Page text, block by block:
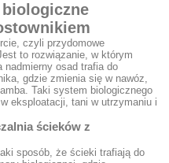
czyli przydomowe
to rozwiązanie, w którym
osad trafia do
gdzie zmienia się w nawóz,
Taki system biologicznego
eksploatacji, tani w utrzymaniu i
ścieków z
sposób, że ścieki trafiają do